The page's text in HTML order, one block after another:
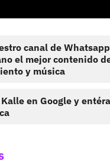
canal de
el mejor contenido
y música
Kalle en Google y